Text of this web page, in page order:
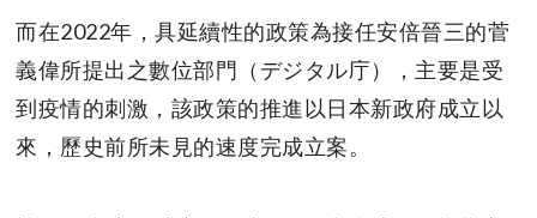
而在2022年，具延續性的政策為接任安倍晉三的菅
義偉所提出之數位部門（デジタル庁），主要是受
到疫情的刺激，該政策的推進以日本新政府成立以
來，歷史前所未見的速度完成立案。